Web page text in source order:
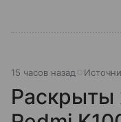
15 часов назад
Раскрыты